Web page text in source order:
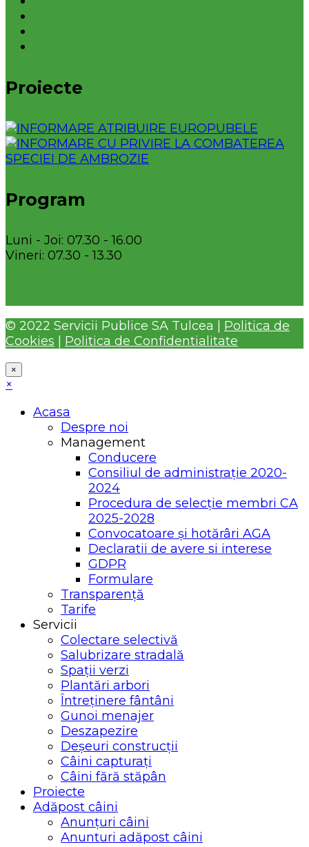
Proiecte
Program
Luni - Joi: 07.30 - 16.00
Vineri: 07.30 - 13.30
© 2022 Servicii Publice SA Tulcea | Politica de
Cookies
Politica de Confidentialitate
×
×
Acasa
Despre noi
Management
Conducere
Consiliul de administrație 2020-
2024
Procedura de selecție membri CA
2025-2028
Convocatoare și hotărâri AGA
Declaratii de avere si interese
GDPR
Formulare
Transparență
Tarife
Servicii
Colectare selectivă
Salubrizare stradală
Spații verzi
Plantări arbori
Întreținere fântâni
Gunoi menajer
Deszapezire
Deșeuri construcții
Câini capturați
Câini fără stăpân
Proiecte
Adăpost câini
Anunțuri câini
Anunturi adăpost câini